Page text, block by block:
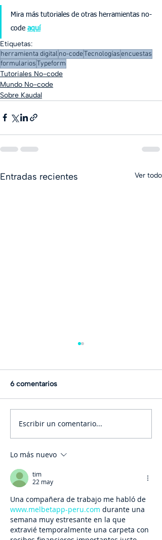
Mira más tutoriales de otras herramientas no-
code aquí
Etiquetas:
herramienta digital no-codeTecnologíasencuestas
formulariosTypeform
Tutoriales No-code
Mundo No-code
Sobre Kaudal
Entradas recientes Ver todo
Zapier: Automatiza
procesos operativos
6 comentarios
Escribir un comentario...
Lo más nuevo
tim
22 may
Una compañera de trabajo me habló de
www.melbetapp-peru.com durante una
semana muy estresante en la que
extravié temporalmente una carpeta con